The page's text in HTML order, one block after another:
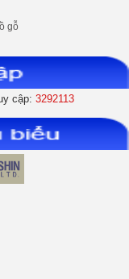
gỗ
cập: 3292113